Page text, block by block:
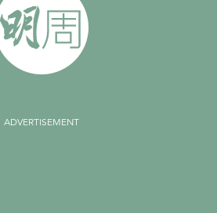
ADVERTISEMENT